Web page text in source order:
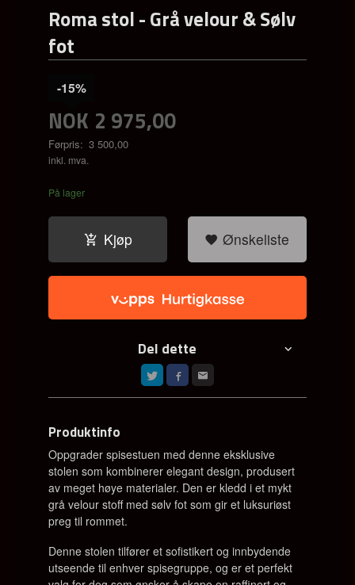
Roma stol - Grå velour & Sølv
fot
NOK 2 975,00
Førpris: 3 500,00
Rabatt
-15%
inkl. mva.
På lager
Kjøp Ønskeliste
Del dette
Produktinfo
Oppgrader spisestuen med denne eksklusive
stolen som kombinerer elegant design, produsert
av meget høye materialer. Den er kledd i et mykt
grå velour stoff med sølv fot som gir et luksuriøst
preg til rommet.
Denne stolen tilfører et sofistikert og innbydende
utseende til enhver spisegruppe, og er et perfekt